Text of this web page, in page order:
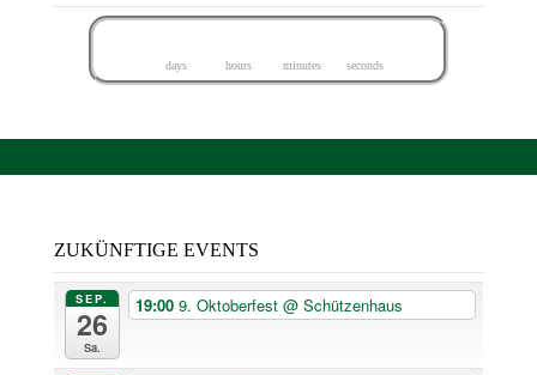
days hours minutes seconds
ZUKÜNFTIGE EVENTS
SEP.
26
Sa.
19:009. Oktoberfest@ Schützenhaus